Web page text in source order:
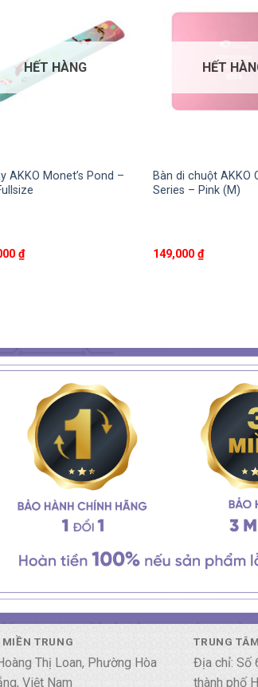
HẾT HÀNG
AKKO Monet’s Pond –
₫
HẾT
Bàn di chuột AKKO
Series – Pink (M)
149,000 ₫
TRUNG
Thị Loan, Phường Hòa
Việt Nam
TRUNG
Địa chỉ: Số
thành phố